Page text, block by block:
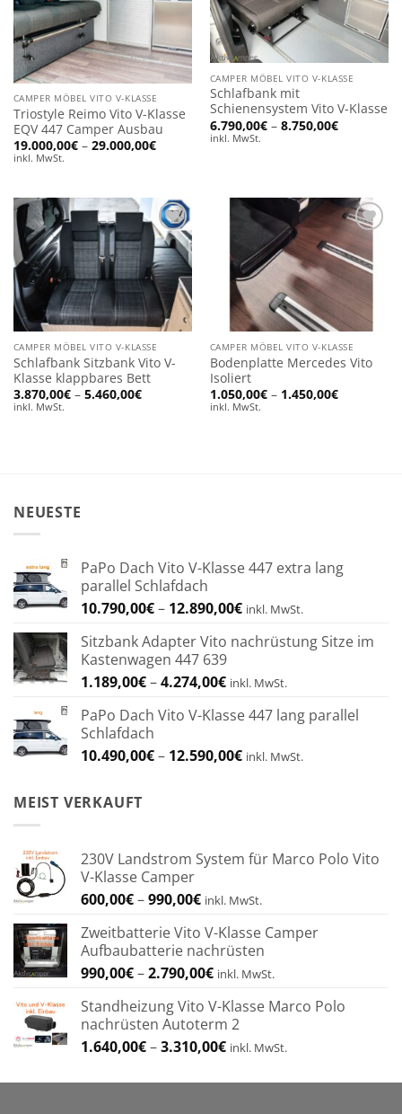
CAMPER MÖBEL VITO V-KLASSE
Triostyle Reimo Vito V-Klasse
EQV 447 Camper Ausbau
19.000,00€ – 29.000,00€Preisspanne:
inkl. MwSt.
CAMPER MÖBEL VITO V-KLASSE
Schlafbank mit
Schienensystem Vito V-Klasse
6.790,00€ – 8.750,00€
6.790,00€
inkl. MwSt.
Add to
wishlist
CAMPER MÖBEL VITO V-KLASSE
Schlafbank Sitzbank Vito V-
Klasse klappbares Bett
3.870,00€ – 5.460,00€Preisspanne:
3.870,00€
inkl. MwSt.
Add to
wishlist
CAMPER MÖBEL VITO V-KLASSE
Bodenplatte Mercedes Vito
Isoliert
1.050,00€ – 1.450,00€
1.050,00€
inkl. MwSt.
NEUESTE
PaPo Dach Vito V-Klasse 447 extra lang
parallel Schlafdach
10.790,00€– 12.890,00€Preisspanne:
bis
inkl. MwSt.
Sitzbank Adapter Vito nachrüstung Sitze im
Kastenwagen 447 639
1.189,00€–4.274,00€Preisspanne:
bis
inkl. MwSt.
PaPo Dach Vito V-Klasse 447 lang parallel
Schlafdach
10.490,00€– 12.590,00€Preisspanne:
inkl. MwSt.
MEIST VERKAUFT
230V Landstrom System für Marco Polo Vito
V-Klasse Camper
600,00€–990,00€Preisspanne:
bis
990,00€
inkl. MwSt.
Zweitbatterie Vito V-Klasse Camper
Aufbaubatterie nachrüsten
990,00€–2.790,00€Preisspanne:
bis
2.790,00€
inkl. MwSt.
Standheizung Vito V-Klasse Marco Polo
nachrüsten Autoterm 2
1.640,00€–3.310,00€Preisspanne:
bis
inkl. MwSt.